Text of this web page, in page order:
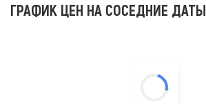
ГРАФИК ЦЕН НА СОСЕДНИЕ ДАТЫ